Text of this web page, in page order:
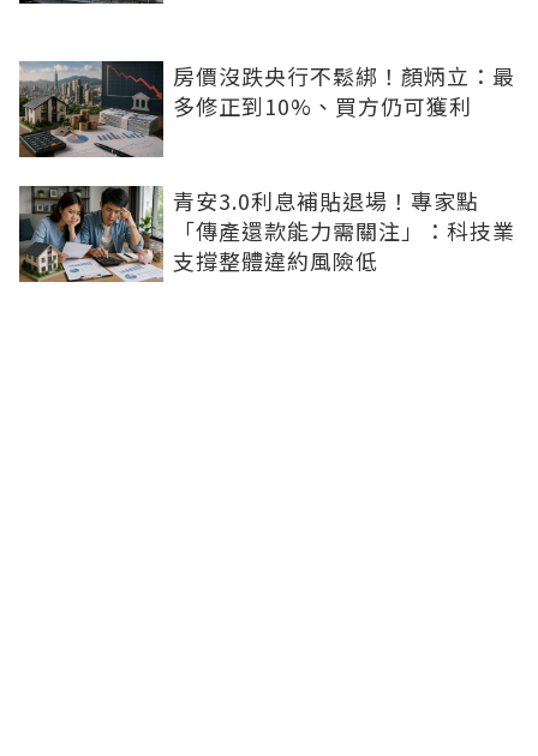
房價沒跌央行不鬆綁！顏炳立：最
多修正到10%、買方仍可獲利
青安3.0利息補貼退場！專家點
「傳產還款能力需關注」：科技業
支撐整體違約風險低